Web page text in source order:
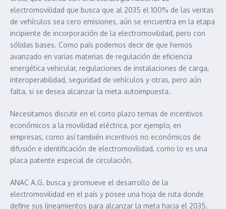
electromovilidad que busca que al 2035 el 100% de las ventas
de vehículos sea cero emisiones, aún se encuentra en la etapa
incipiente de incorporación de la electromovilidad, pero con
sólidas bases. Como país podemos decir de que hemos
avanzado en varias materias de regulación de eficiencia
energética vehicular, regulaciones de instalaciones de carga,
interoperabilidad, seguridad de vehículos y otras, pero aún
falta, si se desea alcanzar la meta autoimpuesta.
Necesitamos discutir en el corto plazo temas de incentivos
económicos a la movilidad eléctrica, por ejemplo, en
empresas, como así también incentivos no económicos de
difusión e identificación de electromovilidad, como lo es una
placa patente especial de circulación.
ANAC A.G. busca y promueve el desarrollo de la
electromovilidad en el país y posee una hoja de ruta donde
define sus lineamientos para alcanzar la meta hacia el 2035.